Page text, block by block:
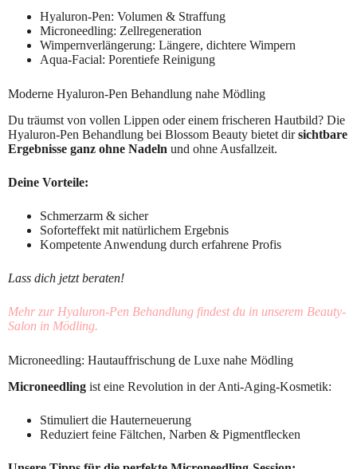
Hyaluron-Pen: Volumen & Straffung
Microneedling: Zellregeneration
Wimpernverlängerung: Längere, dichtere Wimpern
Aqua-Facial: Porentiefe Reinigung
Moderne Hyaluron-Pen Behandlung nahe Mödling
Du träumst von vollen Lippen oder einem frischeren Hautbild? Die
Hyaluron-Pen Behandlung bei Blossom Beauty bietet dirsichtbare
Ergebnisse ganz ohne Nadeln und ohne Ausfallzeit.
Deine Vorteile:
Schmerzarm & sicher
Soforteffekt mit natürlichem Ergebnis
Kompetente Anwendung durch erfahrene Profis
Lass dich jetzt beraten!
Mehr zur Hyaluron-Pen Behandlung findest du in unserem Beauty-
Salon in Mödling.
Microneedling: Hautauffrischung de Luxe nahe Mödling
Microneedling ist eine Revolution in der Anti-Aging-Kosmetik:
Stimuliert die Hauterneuerung
Reduziert feine Fältchen, Narben & Pigmentflecken